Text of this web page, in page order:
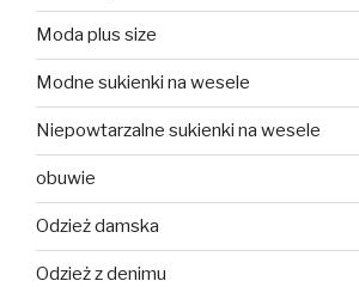
Moda plus size
Modne sukienki na wesele
Niepowtarzalne sukienki na wesele
obuwie
Odzież damska
Odzież z denimu